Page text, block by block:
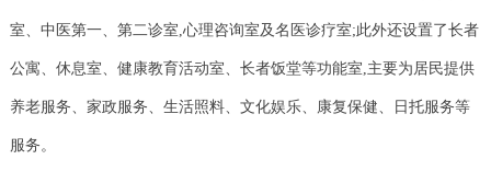
室、中医第一、第二诊室,心理咨询室及名医诊疗室;此外还设置了长者
公寓、休息室、健康教育活动室、长者饭堂等功能室,主要为居民提供
养老服务、家政服务、生活照料、文化娱乐、康复保健、日托服务等
服务。